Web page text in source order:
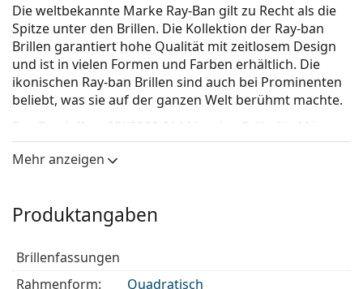
Die weltbekannte Marke Ray-Ban gilt zu Recht als die
Spitze unter den Brillen. Die Kollektion der Ray-ban
Brillen garantiert hohe Qualität mit zeitlosem Design
und ist in vielen Formen und Farben erhältlich. Die
ikonischen Ray-ban Brillen sind auch bei Prominenten
beliebt, was sie auf der ganzen Welt berühmt machte.
Ray-Ban Jeffrey 0RX5388 2144 ist eine Brille für Männer.
Schauen Sie sich mit der virtuellen Anprobefunktion
von Lentiamo an, wie Sie in dieser Brille aussehen.
Die rote Farbe der Brillenfassung passt perfekt zu
dunkelbraunen, weißen oder grauen Haaren.
Eine Quadratische Rahmenform ist eine ideale Wahl
Mehr anzeigen
Produktangaben
Brillenfassungen
Rahmenform:
Quadratisch